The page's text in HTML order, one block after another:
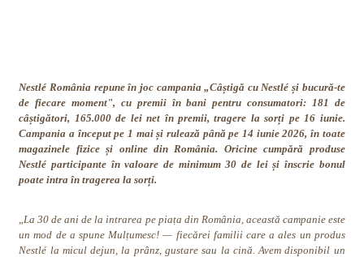
Nestlé România repune în joc campania „Câștigă cu Nestlé și bucură-te
de fiecare moment", cu premii în bani pentru consumatori: 181 de
câștigători, 165.000 de lei net în premii, tragere la sorți pe 16 iunie.
Campania a început pe 1 mai și rulează până pe 14 iunie 2026, în toate
magazinele fizice și online din România. Oricine cumpără produse
Nestlé participante în valoare de minimum 30 de lei și înscrie bonul
poate intra în tragerea la sorți.
La 30 de ani de la intrarea pe piața din România, această campanie este
un mod de a spune Mulțumesc! — fiecărei familii care a ales un produs
Nestlé la micul dejun, la prânz, gustare sau la cină. Avem disponibil un